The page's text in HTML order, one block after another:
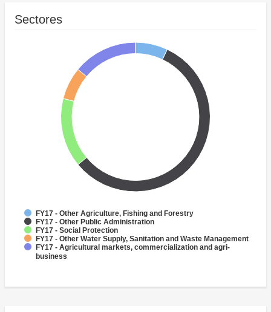
Sectores
FY17 - Other Agriculture, Fishing and Forestry
FY17 - Other Public Administration
FY17 - Social Protection
FY17 - Other Water Supply, Sanitation and Waste Management
FY17 - Agricultural markets, commercialization and agri-
business